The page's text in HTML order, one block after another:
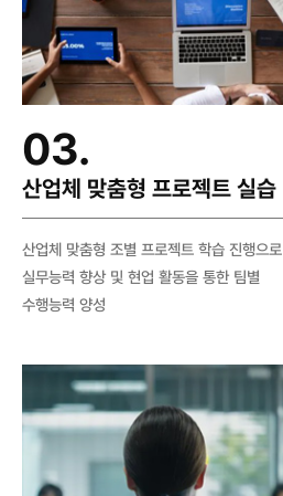
03.
산업체 맞춤형 프로젝트 실습
산업체 맞춤형 조별 프로젝트 학습 진행으로
실무능력 향상 및 현업 활동을 통한 팀별
수행능력 양성